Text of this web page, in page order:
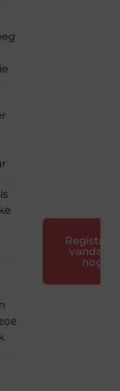
Registreer
vandaag
nog